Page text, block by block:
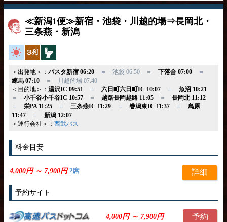
≪新潟1便≫新宿・池袋・川越的場⇒長岡北・
三条燕・新潟
高速バス独立3列
＜出発地＞： バスタ新宿 06:20＝ 池袋 06:50 ＝ 下落合 07:00＝
練馬 07:10＝ 川越的場 07:40
＜目的地＞： 湯沢IC 09:51＝ 六日町六日町IC 10:07＝ 魚沼 10:21
＝ 小千谷小千谷IC 10:57＝ 越路長岡越路 11:05＝ 長岡北 11:12
＝ 栄PA 11:25＝ 三条燕IC 11:29＝ 巻潟東IC 11:37＝ 鳥原
11:47＝ 新潟 12:07
＜運行会社＞： 西武バス
料金目安
4,000円 ～ 7,900円?席 詳細
予約サイト
4,000円 ～ 7,900円 予約